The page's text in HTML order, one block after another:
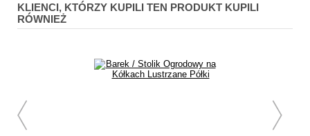
KLIENCI, KTÓRZY KUPILI TEN PRODUKT KUPILI
RÓWNIEŻ